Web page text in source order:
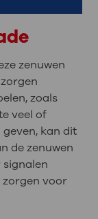
zenuwen
zoals
veel of
kan dit
de zenuwen
zorgen voor